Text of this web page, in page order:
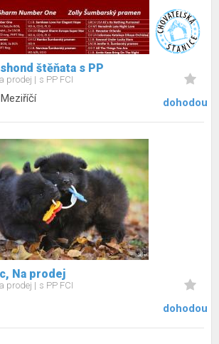
štěňata s PP
prodej s PP FCI
dohodou
Na prodej
prodej s PP FCI
dohodou